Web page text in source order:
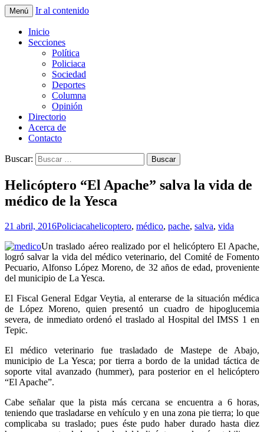
La Yunta de Tepic
Menú Ir al contenido
Inicio
Secciones
Política
Policiaca
Sociedad
Deportes
Columna
Opinión
Directorio
Acerca de
Contacto
Buscar:
Helicóptero “El Apache” salva la vida de
médico de la Yesca
21 abril, 2016Policiacahelicoptero, médico, pache, salva, vida
Un traslado aéreo realizado por el helicóptero El Apache,
logró salvar la vida del médico veterinario, del Comité de Fomento
Pecuario, Alfonso López Moreno, de 32 años de edad, proveniente
del municipio de La Yesca.
El Fiscal General Edgar Veytia, al enterarse de la situación médica
de López Moreno, quien presentó un cuadro de hipoglucemia
severa, de inmediato ordenó el traslado al Hospital del IMSS 1 en
Tepic.
El médico veterinario fue trasladado de Mastepe de Abajo,
municipio de La Yesca; por tierra a bordo de la unidad táctica de
soporte vital avanzado (hummer), para posterior en el helicóptero
“El Apache”.
Cabe señalar que la pista más cercana se encuentra a 6 horas,
teniendo que trasladarse en vehículo y en una zona pie tierra; lo que
complicaba su traslado; pues éste pudo haber durado hasta diez